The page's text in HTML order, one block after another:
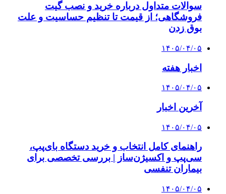
سوالات متداول درباره خرید و نصب گیت
فروشگاهی؛ از قیمت تا تنظیم حساسیت و علت
بوق زدن
۱۴۰۵/۰۴/۰۵
اخبار هفته
۱۴۰۵/۰۴/۰۵
آخرین اخبار
۱۴۰۵/۰۴/۰۵
راهنمای کامل انتخاب و خرید دستگاه بای‌پپ،
سی‌پپ و اکسیژن‌ساز | بررسی تخصصی برای
بیماران تنفسی
۱۴۰۵/۰۴/۰۵